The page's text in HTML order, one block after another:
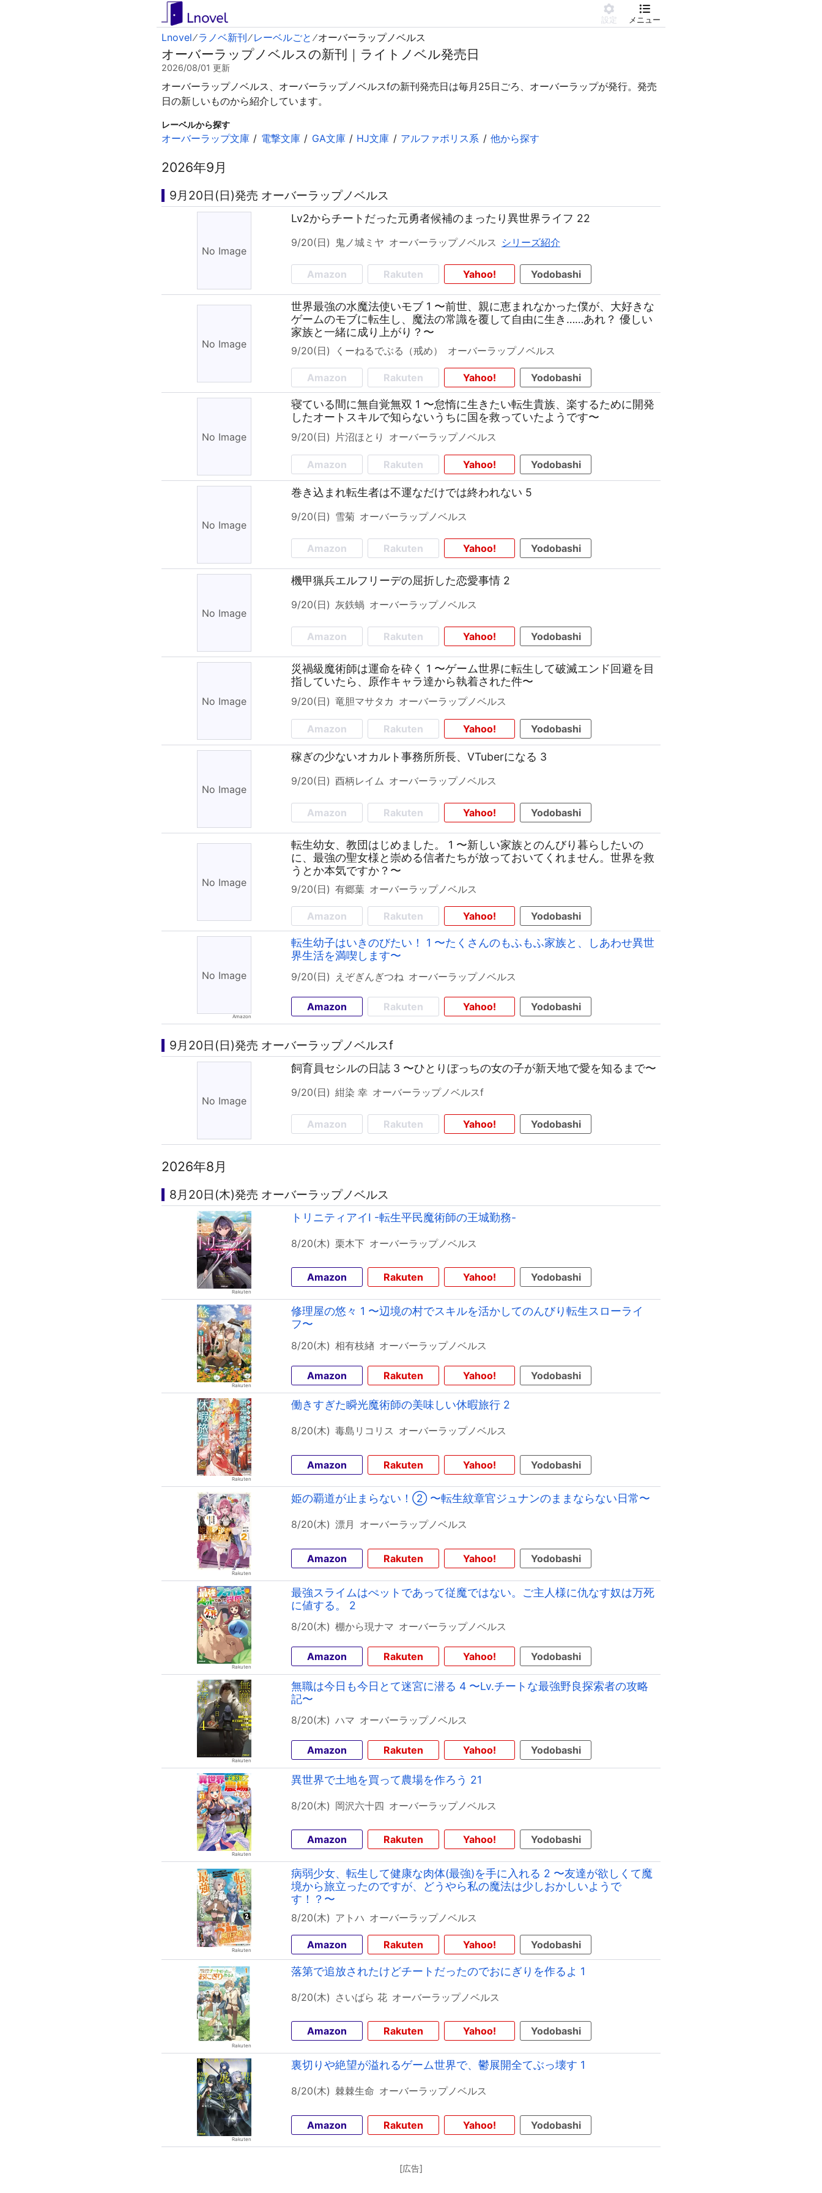
設定 メニュー
Lnovel ラノベ新刊 レーベルごと オーバーラップノベルス
オーバーラップノベルスの新刊｜ライトノベル発売日
2026/08/01 更新
オーバーラップノベルス、オーバーラップノベルスfの新刊発売日は毎月25日ごろ、オーバーラップが発行。発売
日の新しいものから紹介しています。
レーベルから探す
オーバーラップ文庫 電撃文庫 GA文庫 HJ文庫 アルファポリス系 他から探す
2026年9月
9月20日(日)発売 オーバーラップノベルス
Lv2からチートだった元勇者候補のまったり異世界ライフ 22
9/20(日) 鬼ノ城ミヤ オーバーラップノベルス シリーズ紹介
Amazon Rakuten Yahoo! Yodobashi
世界最強の水魔法使いモブ 1 〜前世、親に恵まれなかった僕が、大好きな
ゲームのモブに転生し、魔法の常識を覆して自由に生き……あれ？ 優しい
家族と一緒に成り上がり？〜
9/20(日) くーねるでぶる（戒め） オーバーラップノベルス
Amazon Rakuten Yahoo! Yodobashi
寝ている間に無自覚無双 1 〜怠惰に生きたい転生貴族、楽するために開発
したオートスキルで知らないうちに国を救っていたようです〜
9/20(日) 片沼ほとり オーバーラップノベルス
Amazon Rakuten Yahoo! Yodobashi
巻き込まれ転生者は不運なだけでは終われない 5
9/20(日) 雪菊 オーバーラップノベルス
Amazon Rakuten Yahoo! Yodobashi
機甲猟兵エルフリーデの屈折した恋愛事情 2
9/20(日) 灰鉄蝸 オーバーラップノベルス
Amazon Rakuten Yahoo! Yodobashi
災禍級魔術師は運命を砕く 1 〜ゲーム世界に転生して破滅エンド回避を目
指していたら、原作キャラ達から執着された件〜
9/20(日) 竜胆マサタカ オーバーラップノベルス
Amazon Rakuten Yahoo! Yodobashi
稼ぎの少ないオカルト事務所所長、VTuberになる 3
9/20(日) 酉柄レイム オーバーラップノベルス
Amazon Rakuten Yahoo! Yodobashi
転生幼女、教団はじめました。 1 〜新しい家族とのんびり暮らしたいの
に、最強の聖女様と崇める信者たちが放っておいてくれません。世界を救
うとか本気ですか？〜
9/20(日) 有郷葉 オーバーラップノベルス
Amazon Rakuten Yahoo! Yodobashi
転生幼子はいきのびたい！ 1 〜たくさんのもふもふ家族と、しあわせ異世
界生活を満喫します〜
9/20(日) えぞぎんぎつね オーバーラップノベルス
Amazon Rakuten Yahoo! Yodobashi
9月20日(日)発売 オーバーラップノベルスf
飼育員セシルの日誌 3 〜ひとりぼっちの女の子が新天地で愛を知るまで〜
9/20(日) 紺染 幸 オーバーラップノベルスf
Amazon Rakuten Yahoo! Yodobashi
2026年8月
8月20日(木)発売 オーバーラップノベルス
トリニティアイI -転生平民魔術師の王城勤務-
8/20(木) 栗木下 オーバーラップノベルス
Amazon Rakuten Yahoo! Yodobashi
修理屋の悠々 1 〜辺境の村でスキルを活かしてのんびり転生スローライ
フ〜
8/20(木) 相有枝緖 オーバーラップノベルス
Amazon Rakuten Yahoo! Yodobashi
働きすぎた瞬光魔術師の美味しい休暇旅行 2
8/20(木) 毒島リコリス オーバーラップノベルス
Amazon Rakuten Yahoo! Yodobashi
姫の覇道が止まらない！② 〜転生紋章官ジュナンのままならない日常〜
8/20(木) 漂月 オーバーラップノベルス
Amazon Rakuten Yahoo! Yodobashi
最強スライムはぺットであって従魔ではない。ご主人様に仇なす奴は万死
に値する。 2
8/20(木) 棚から現ナマ オーバーラップノベルス
Amazon Rakuten Yahoo! Yodobashi
無職は今日も今日とて迷宮に潜る 4 〜Lv.チートな最強野良探索者の攻略
記〜
8/20(木) ハマ オーバーラップノベルス
Amazon Rakuten Yahoo! Yodobashi
異世界で土地を買って農場を作ろう 21
8/20(木) 岡沢六十四 オーバーラップノベルス
Amazon Rakuten Yahoo! Yodobashi
病弱少女、転生して健康な肉体(最強)を手に入れる 2 〜友達が欲しくて魔
境から旅立ったのですが、どうやら私の魔法は少しおかしいようで
す！？〜
8/20(木) アトハ オーバーラップノベルス
Amazon Rakuten Yahoo! Yodobashi
落第で追放されたけどチートだったのでおにぎりを作るよ 1
8/20(木) さいばら 花 オーバーラップノベルス
Amazon Rakuten Yahoo! Yodobashi
裏切りや絶望が溢れるゲーム世界で、鬱展開全てぶっ壊す 1
8/20(木) 棘棘生命 オーバーラップノベルス
Amazon Rakuten Yahoo! Yodobashi
[広告]